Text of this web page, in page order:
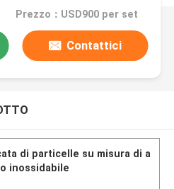
Prezzo：USD900 per set
Contattici
di particelle su misura di a
inossidabile